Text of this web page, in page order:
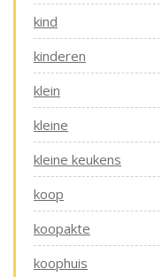
kind
kinderen
klein
kleine
kleine keukens
koop
koopakte
koophuis